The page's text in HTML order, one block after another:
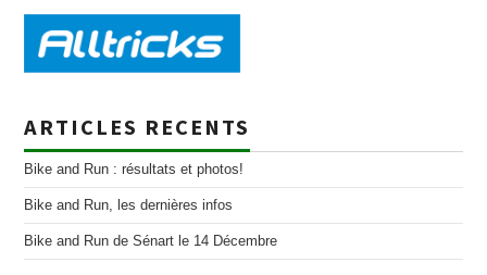
ARTICLES RECENTS
Bike and Run : résultats et photos!
Bike and Run, les dernières infos
Bike and Run de Sénart le 14 Décembre